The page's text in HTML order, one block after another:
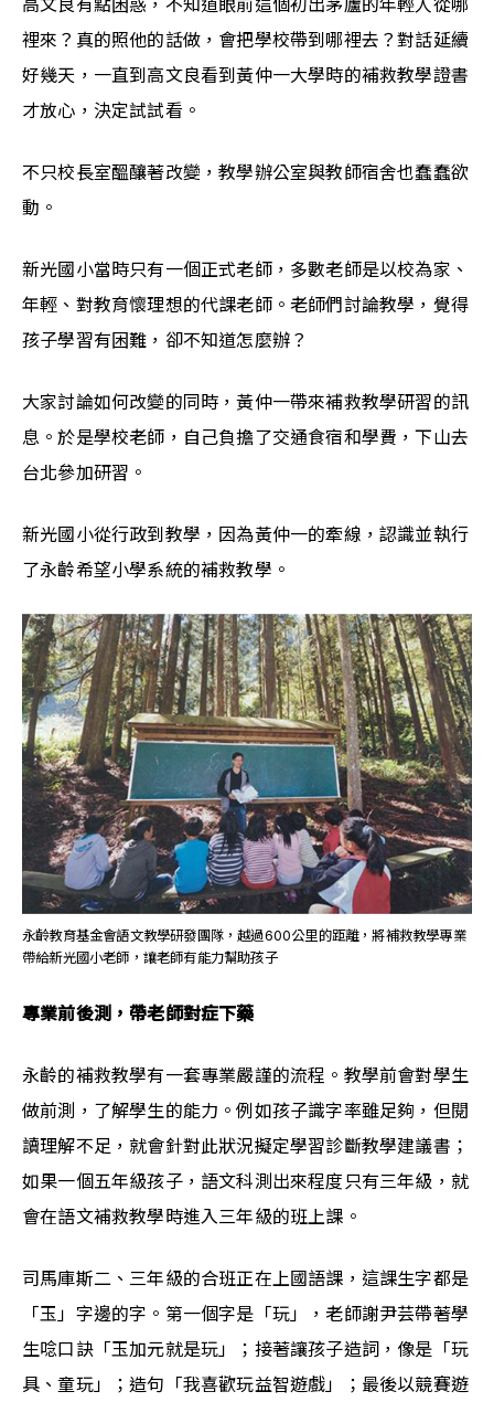
高文良有點困惑，不知道眼前這個初出茅廬的年輕人從哪
裡來？真的照他的話做，會把學校帶到哪裡去？對話延續
好幾天，一直到高文良看到黃仲一大學時的補救教學證書
才放心，決定試試看。
不只校長室醞釀著改變，教學辦公室與教師宿舍也蠢蠢欲
動。
新光國小當時只有一個正式老師，多數老師是以校為家、
年輕、對教育懷理想的代課老師。老師們討論教學，覺得
孩子學習有困難，卻不知道怎麼辦？
大家討論如何改變的同時，黃仲一帶來補救教學研習的訊
息。於是學校老師，自己負擔了交通食宿和學費，下山去
台北參加研習。
新光國小從行政到教學，因為黃仲一的牽線，認識並執行
了永齡希望小學系統的補救教學。
永齡教育基金會語文教學研發團隊，越過600公里的距離，將補救教學專業
帶給新光國小老師，讓老師有能力幫助孩子
專業前後測，帶老師對症下藥
永齡的補救教學有一套專業嚴謹的流程。教學前會對學生
做前測，了解學生的能力。例如孩子識字率雖足夠，但閱
讀理解不足，就會針對此狀況擬定學習診斷教學建議書；
如果一個五年級孩子，語文科測出來程度只有三年級，就
會在語文補救教學時進入三年級的班上課。
司馬庫斯二、三年級的合班正在上國語課，這課生字都是
「玉」字邊的字。第一個字是「玩」，老師謝尹芸帶著學
生唸口訣「玉加元就是玩」；接著讓孩子造詞，像是「玩
具、童玩」；造句「我喜歡玩益智遊戲」；最後以競賽遊